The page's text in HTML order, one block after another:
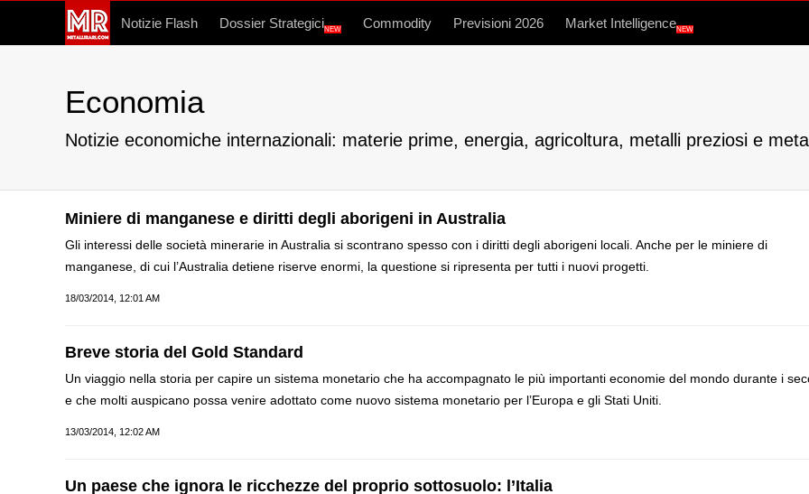
Notizie Flash Dossier StrategiciNEW Commodity Previsioni 2026 Market IntelligenceNEW
Economia
Notizie economiche internazionali: materie prime, energia, agricoltura, metalli preziosi e
Miniere di manganese e diritti degli aborigeni in Australia
Gli interessi delle società minerarie in Australia si scontrano spesso con i diritti degli aborigeni locali. Anche per le miniere di
manganese, di cui l’Australia detiene riserve enormi, la questione si ripresenta per tutti i nuovi progetti.
18/03/2014, 12:01 AM
Breve storia del Gold Standard
Un viaggio nella storia per capire un sistema monetario che ha accompagnato le più importanti economie del mondo durante i
e che molti auspicano possa venire adottato come nuovo sistema monetario per l’Europa e gli Stati Uniti.
13/03/2014, 12:02 AM
Un paese che ignora le ricchezze del proprio sottosuolo: l’Italia